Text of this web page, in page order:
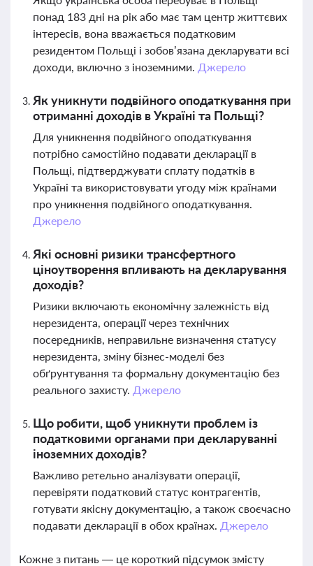
понад 183 дні на рік або має там центр життєвих
інтересів, вона вважається податковим
резидентом Польщі і зобов’язана декларувати всі
доходи, включно з іноземними. Джерело
Як уникнути подвійного оподаткування при
отриманні доходів в Україні та Польщі?
Для уникнення подвійного оподаткування
потрібно самостійно подавати декларації в
Польщі, підтверджувати сплату податків в
Україні та використовувати угоду між країнами
про уникнення подвійного оподаткування.
Джерело
Які основні ризики трансфертного
ціноутворення впливають на декларування
доходів?
Ризики включають економічну залежність від
нерезидента, операції через технічних
посередників, неправильне визначення статусу
нерезидента, зміну бізнес-моделі без
обґрунтування та формальну документацію без
реального захисту. Джерело
Що робити, щоб уникнути проблем із
податковими органами при декларуванні
іноземних доходів?
Важливо ретельно аналізувати операції,
перевіряти податковий статус контрагентів,
готувати якісну документацію, а також своєчасно
подавати декларації в обох країнах. Джерело
Кожне з питань — це короткий підсумок змісту